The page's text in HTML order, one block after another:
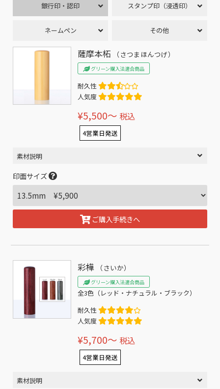
銀行印・認印 スタンプ印（浸透印）
ネームペン その他
薩摩本柘 （さつまほんつげ）
グリーン購入法適合商品
耐久性
人気度
¥5,500〜 税込
4営業日発送
素材説明
印面サイズ
ご購入手続きへ
彩樺 （さいか）
グリーン購入法適合商品
全3色（レッド・ナチュラル・ブラック）
耐久性
人気度
¥5,700〜 税込
4営業日発送
素材説明